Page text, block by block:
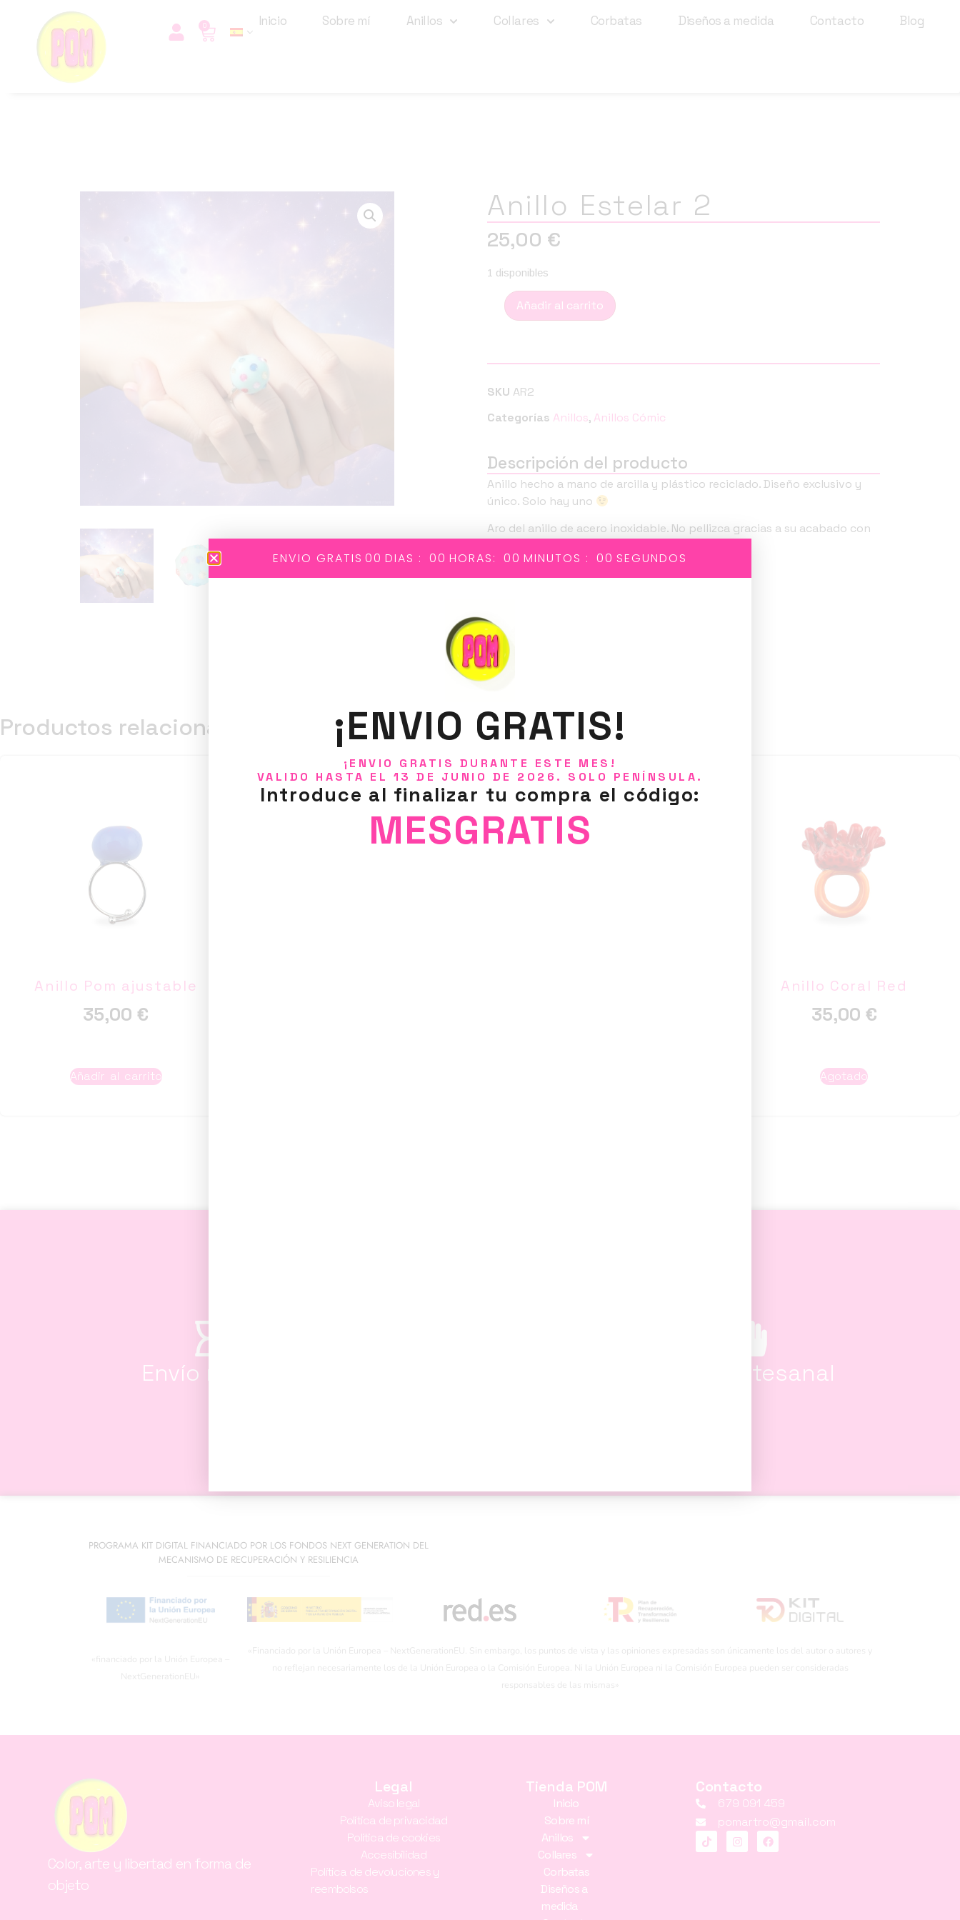
0 Inicio Sobre mí Anillos Collares Corbatas Diseños a medida Contacto Blog
Anillo Estelar 2
25,00 €
1 disponibles
Añadir al carrito
SKU AR2
Categorías Anillos, Anillos Cómic
Descripción del producto
Anillo hecho a mano de arcilla y plástico reciclado. Diseño exclusivo y
único. Solo hay uno
Aro del anillo de acero inoxidable. No pellizca gracias a su acabado con
Productos relacionados
Anillo Pom ajustable
35,00 €
Añadir al carrito
Anillo Coral Red
35,00 €
Agotado
Envío rápido 100% artesanal
PROGRAMA KIT DIGITAL FINANCIADO POR LOS FONDOS NEXT GENERATION DEL
MECANISMO DE RECUPERACIÓN Y RESILIENCIA
«financiado por la Unión Europea –
NextGenerationEU»
«Financiado por la Unión Europea – NextGenerationEU. Sin embargo, los puntos de vista y las opiniones expresadas son únicamente los del autor o autores y
no reflejan necesariamente los de la Unión Europea o la Comisión Europea. Ni la Unión Europea ni la Comisión Europea pueden ser consideradas
responsables de las mismas»
Color, arte y libertad en forma de
objeto
Legal
Aviso legal
Política de privacidad
Política de cookies
Accesibilidad
Política de devoluciones y
reembolsos
Tienda POM
Inicio
Sobre mí
Anillos
Collares
Corbatas
Diseños a
medida
Contacto
679 091 459
pomartro@gmail.com
ENVIO GRATIS 00 DIAS : 00 HORAS: 00 MINUTOS : 00 SEGUNDOS
¡ENVIO GRATIS!
¡ENVIO GRATIS DURANTE ESTE MES!
VALIDO HASTA EL 13 DE JUNIO DE 2026. SOLO PENÍNSULA.
Introduce al finalizar tu compra el código:
MESGRATIS